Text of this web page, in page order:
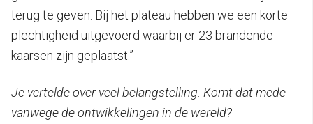
terug te geven. Bij het plateau hebben we een korte
plechtigheid uitgevoerd waarbij er 23 brandende
kaarsen zijn geplaatst.”
Je vertelde over veel belangstelling. Komt dat mede
vanwege de ontwikkelingen in de wereld?